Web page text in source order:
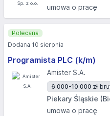
umowa o pracę
Programista PLC (k/m)
Amister S.A.
6 000-10 000 zł
Piekary Śląskie
umowa o pracę
Polecana
Dodana 10 sierpnia